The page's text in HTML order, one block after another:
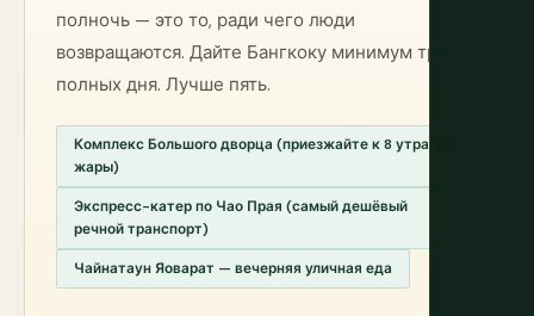
полночь — это то, ради чего люди
возвращаются. Дайте Бангкоку минимум три
полных дня. Лучше пять.
Комплекс Большого дворца (приезжайте к 8 утра, до
жары)
Экспресс-катер по Чао Прая (самый дешёвый
речной транспорт)
Чайнатаун Яоварат — вечерняя уличная еда